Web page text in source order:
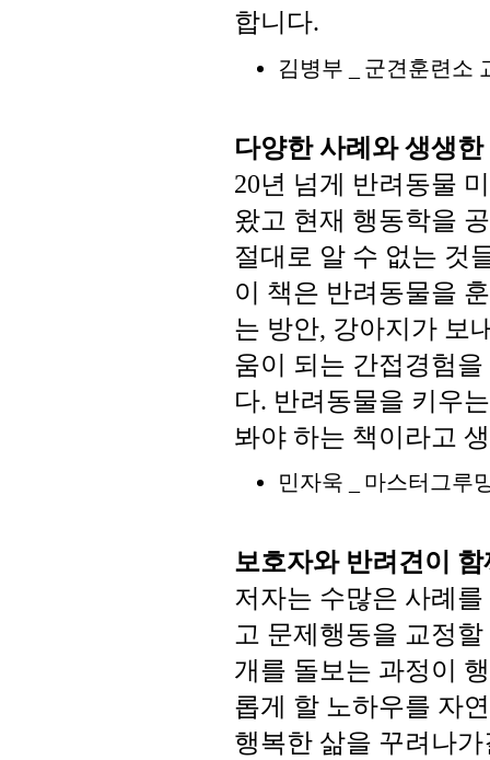
합니다.
김병부
군견훈련소
다양한사례와생생한
20년 넘게 반려동물
왔고 현재 행동학을
절대로 알 수 없는 것
이 책은 반려동물을
는 방안, 강아지가 보
움이 되는 간접경험을
다. 반려동물을 키우는
봐야 하는 책이라고
민자욱 마스터그루
보호자와 반려견이
저자는 수많은 사례를
고 문제행동을 교정할
개를 돌보는 과정이
롭게 할 노하우를 자
행복한 삶을 꾸려나